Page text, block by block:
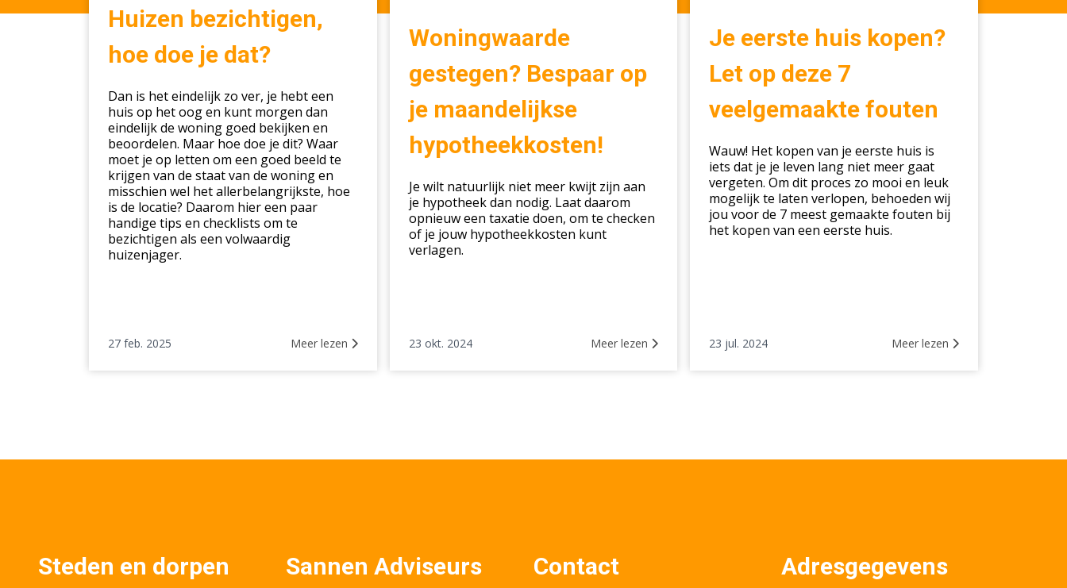
hoe
doe
dat?
Huizen bezichtigen,
hoe doe je dat?
Dan is het eindelijk zo ver, je hebt een
huis op het oog en kunt morgen dan
eindelijk de woning goed bekijken en
beoordelen. Maar hoe doe je dit? Waar
moet je op letten om een goed beeld te
krijgen van de staat van de woning en
misschien wel het allerbelangrijkste, hoe
is de locatie? Daarom hier een paar
handige tips en checklists om te
bezichtigen als een volwaardig
huizenjager.
27 feb. 2025 Meer lezen
Bespaar
maandelijkse
hypotheekkosten!
Woningwaarde
gestegen? Bespaar op
je maandelijkse
hypotheekkosten!
Je wilt natuurlijk niet meer kwijt zijn aan
je hypotheek dan nodig. Laat daarom
opnieuw een taxatie doen, om te checken
of je jouw hypotheekkosten kunt
verlagen.
23 okt. 2024 Meer lezen
huis
kopen?
deze
veelgemaakte
fouten
Je eerste huis kopen?
Let op deze 7
veelgemaakte fouten
Wauw! Het kopen van je eerste huis is
iets dat je je leven lang niet meer gaat
vergeten. Om dit proces zo mooi en leuk
mogelijk te laten verlopen, behoeden wij
jou voor de 7 meest gemaakte fouten bij
het kopen van een eerste huis.
23 jul. 2024 Meer lezen
Steden en dorpen Sannen Adviseurs Contact Adresgegevens